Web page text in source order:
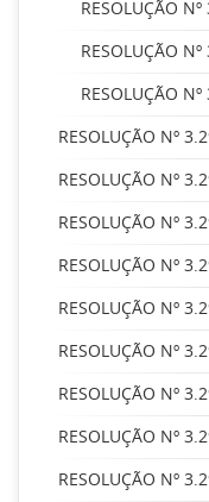
RESOLUÇÃO
RESOLUÇÃO
RESOLUÇÃO
RESOLUÇÃO Nº
RESOLUÇÃO Nº
RESOLUÇÃO Nº
RESOLUÇÃO Nº
RESOLUÇÃO Nº
RESOLUÇÃO Nº
RESOLUÇÃO Nº
RESOLUÇÃO Nº
RESOLUÇÃO Nº